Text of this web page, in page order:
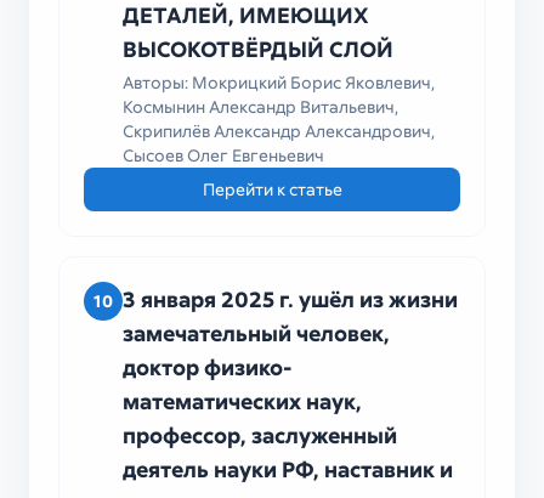
ДЕТАЛЕЙ, ИМЕЮЩИХ
ВЫСОКОТВЁРДЫЙ СЛОЙ
Авторы: Мокрицкий Борис Яковлевич,
Космынин Александр Витальевич,
Скрипилёв Александр Александрович,
Сысоев Олег Евгеньевич
Перейти к статье
10 3 января 2025 г. ушёл из жизни
замечательный человек,
доктор физико-
математических наук,
профессор, заслуженный
деятель науки РФ, наставник и